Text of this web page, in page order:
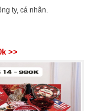
ty, cá nhân.
>>